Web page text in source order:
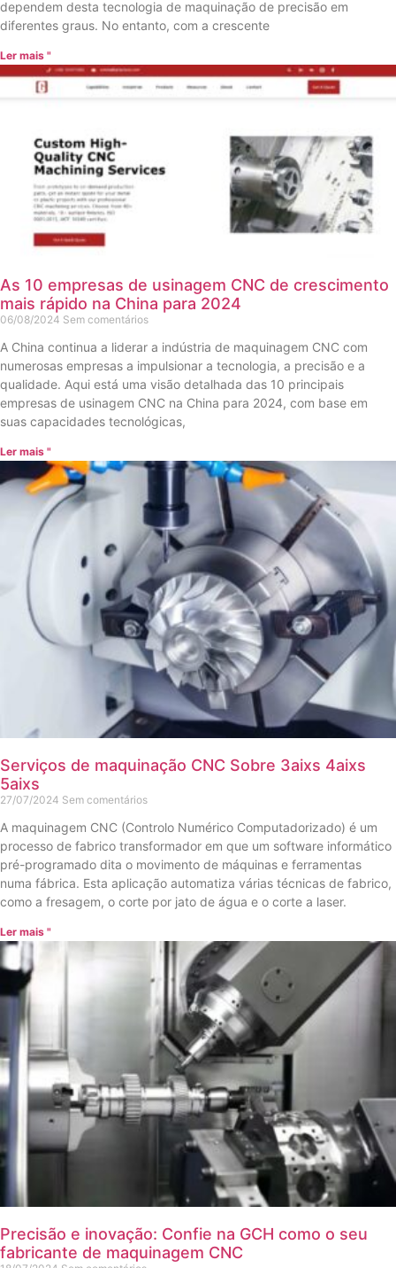
dependem desta tecnologia de maquinação de precisão em
diferentes graus. No entanto, com a crescente
Ler mais "
As 10 empresas de usinagem CNC de crescimento
mais rápido na China para 2024
06/08/2024 Sem comentários
A China continua a liderar a indústria de maquinagem CNC com
numerosas empresas a impulsionar a tecnologia, a precisão e a
qualidade. Aqui está uma visão detalhada das 10 principais
empresas de usinagem CNC na China para 2024, com base em
suas capacidades tecnológicas,
Ler mais "
Serviços de maquinação CNC Sobre 3aixs 4aixs
5aixs
27/07/2024 Sem comentários
A maquinagem CNC (Controlo Numérico Computadorizado) é um
processo de fabrico transformador em que um software informático
pré-programado dita o movimento de máquinas e ferramentas
numa fábrica. Esta aplicação automatiza várias técnicas de fabrico,
como a fresagem, o corte por jato de água e o corte a laser.
Ler mais "
Precisão e inovação: Confie na GCH como o seu
fabricante de maquinagem CNC